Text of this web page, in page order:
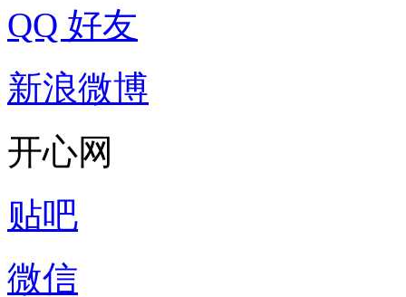
QQ 好友
新浪微博
开心网
贴吧
微信